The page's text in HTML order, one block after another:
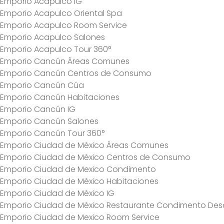
Emporio Acapulco Oriental Spa
Emporio Acapulco Room Service
Emporio Acapulco Salones
Emporio Acapulco Tour 360°
Emporio Cancún Áreas Comunes
Emporio Cancún Centros de Consumo
Emporio Cancún Cúa
Emporio Cancún Habitaciones
Emporio Cancún IG
Emporio Cancún Salones
Emporio Cancún Tour 360°
Emporio Ciudad de México Áreas Comunes
Emporio Ciudad de México Centros de Consumo
Emporio Ciudad de Mexico Condimento
Emporio Ciudad de México Habitaciones
Emporio Ciudad de México IG
Emporio Ciudad de México Restaurante Condimento
Emporio Ciudad de Mexico Room Service